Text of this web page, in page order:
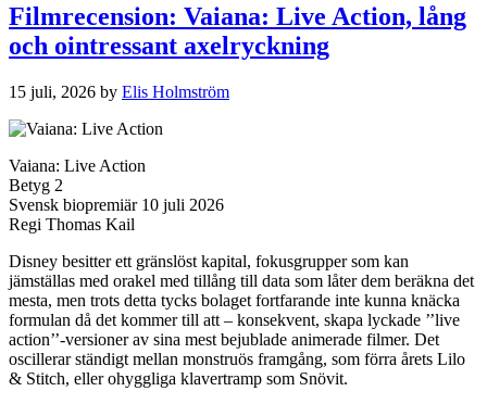
Filmrecension: Vaiana: Live Action, lång
och ointressant axelryckning
15 juli, 2026 by Elis Holmström
Vaiana: Live Action
Betyg 2
Svensk biopremiär 10 juli 2026
Regi Thomas Kail
Disney besitter ett gränslöst kapital, fokusgrupper som kan
jämställas med orakel med tillång till data som låter dem beräkna det
mesta, men trots detta tycks bolaget fortfarande inte kunna knäcka
formulan då det kommer till att – konsekvent, skapa lyckade ’’live
action’’-versioner av sina mest bejublade animerade filmer. Det
oscillerar ständigt mellan monstruös framgång, som förra årets Lilo
& Stitch, eller ohyggliga klavertramp som Snövit.